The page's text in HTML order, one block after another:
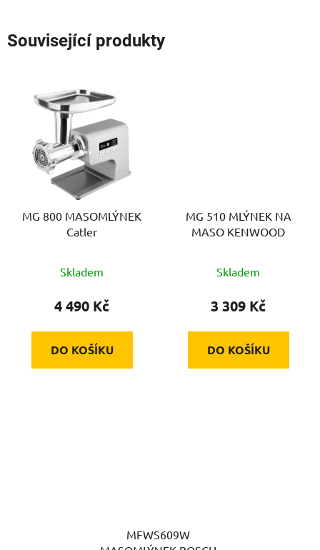
Související produkty
MG 800 MASOMLÝNEK
Catler
Skladem
4 490 Kč
DO KOŠÍKU
MG 510 MLÝNEK NA
MASO KENWOOD
Skladem
3 309 Kč
DO KOŠÍKU
MFWS609W